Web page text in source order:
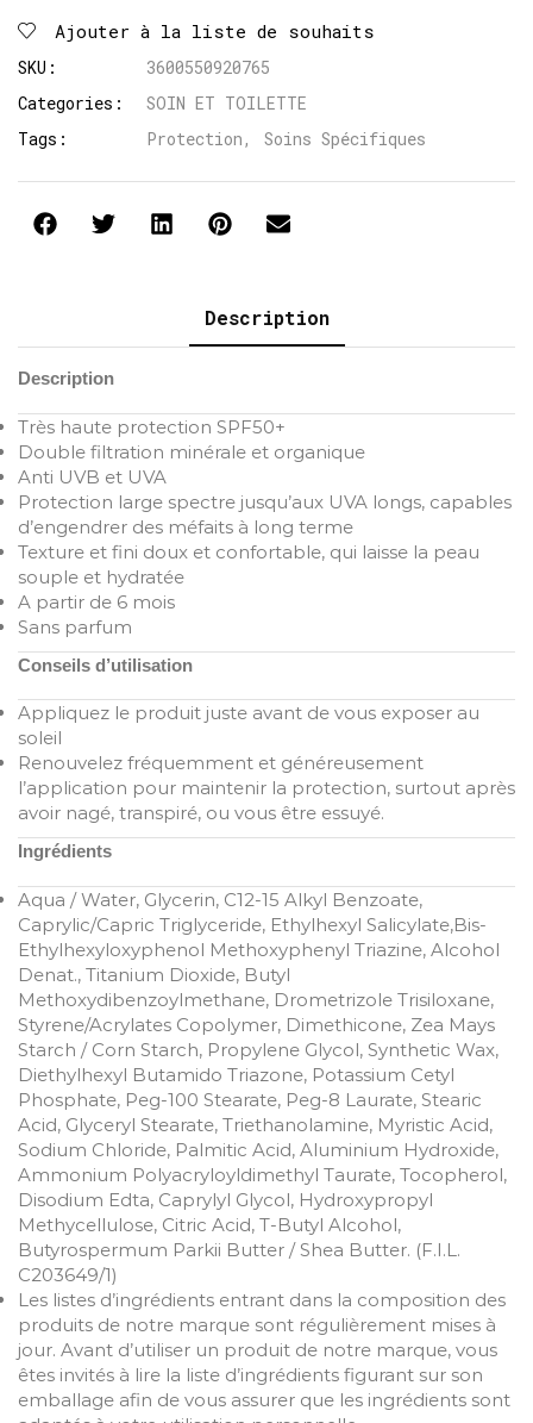
Ajouter à la liste de souhaits
SKU:
3600550920765
Categories:
SOIN ET TOILETTE
Tags:
Protection, Soins Spécifiques
Description
Description
Très haute protection SPF50+
Double filtration minérale et organique
Anti UVB et UVA
Protection large spectre jusqu’aux UVA longs, capables
d’engendrer des méfaits à long terme
Texture et fini doux et confortable, qui laisse la peau
souple et hydratée
A partir de 6 mois
Sans parfum
Conseils d’utilisation
Appliquez le produit juste avant de vous exposer au
soleil
Renouvelez fréquemment et généreusement
l’application pour maintenir la protection, surtout après
avoir nagé, transpiré, ou vous être essuyé.
Ingrédients
Aqua / Water, Glycerin, C12-15 Alkyl Benzoate,
Caprylic/Capric Triglyceride, Ethylhexyl Salicylate,Bis-
Ethylhexyloxyphenol Methoxyphenyl Triazine, Alcohol
Denat., Titanium Dioxide, Butyl
Methoxydibenzoylmethane, Drometrizole Trisiloxane,
Styrene/Acrylates Copolymer, Dimethicone, Zea Mays
Starch / Corn Starch, Propylene Glycol, Synthetic Wax,
Diethylhexyl Butamido Triazone, Potassium Cetyl
Phosphate, Peg-100 Stearate, Peg-8 Laurate, Stearic
Acid, Glyceryl Stearate, Triethanolamine, Myristic Acid,
Sodium Chloride, Palmitic Acid, Aluminium Hydroxide,
Ammonium Polyacryloyldimethyl Taurate, Tocopherol,
Disodium Edta, Caprylyl Glycol, Hydroxypropyl
Methycellulose, Citric Acid, T-Butyl Alcohol,
Butyrospermum Parkii Butter / Shea Butter. (F.I.L.
C203649/1)
Les listes d’ingrédients entrant dans la composition des
produits de notre marque sont régulièrement mises à
jour. Avant d’utiliser un produit de notre marque, vous
êtes invités à lire la liste d’ingrédients figurant sur son
emballage afin de vous assurer que les ingrédients sont